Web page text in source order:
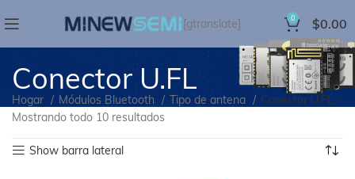
[gtranslate] 0 $0.00
Conector U.FL
Hogar Módulos Bluetooth Tipo de antena
Conector U.FL
Mostrando todo 10 resultados
Show barra lateral